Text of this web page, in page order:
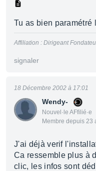
Tu as bien
Affiliation : Dirigeant
signaler
Wendy-
Nouvel·le AFfilié·e
Membre depuis 23
18 Décembre 2002 à 17:01
J'ai déjà verif
Ca ressemble plus à
clic, les infos sont